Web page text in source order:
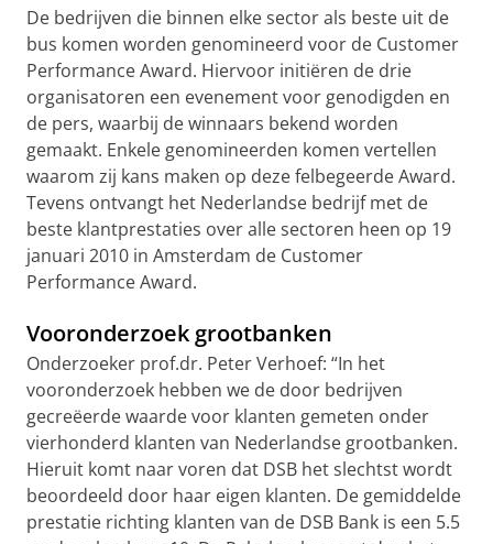
De bedrijven die binnen elke sector als beste uit de
bus komen worden genomineerd voor de Customer
Performance Award. Hiervoor initiëren de drie
organisatoren een evenement voor genodigden en
de pers, waarbij de winnaars bekend worden
gemaakt. Enkele genomineerden komen vertellen
waarom zij kans maken op deze felbegeerde Award.
Tevens ontvangt het Nederlandse bedrijf met de
beste klantprestaties over alle sectoren heen op 19
januari 2010 in Amsterdam de Customer
Performance Award.
Vooronderzoek grootbanken
Onderzoeker prof.dr. Peter Verhoef: “In het
vooronderzoek hebben we de door bedrijven
gecreëerde waarde voor klanten gemeten onder
vierhonderd klanten van Nederlandse grootbanken.
Hieruit komt naar voren dat DSB het slechtst wordt
beoordeeld door haar eigen klanten. De gemiddelde
prestatie richting klanten van de DSB Bank is een 5.5